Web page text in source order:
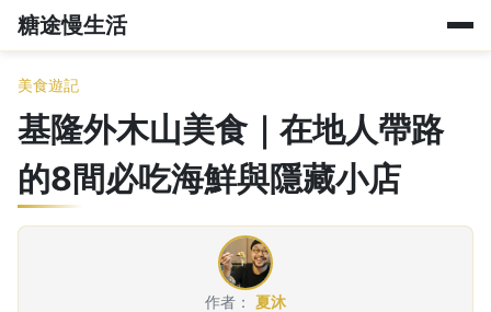
糖途慢生活
美食遊記
基隆外木山美食｜在地人帶路
的8間必吃海鮮與隱藏小店
作者： 夏沐